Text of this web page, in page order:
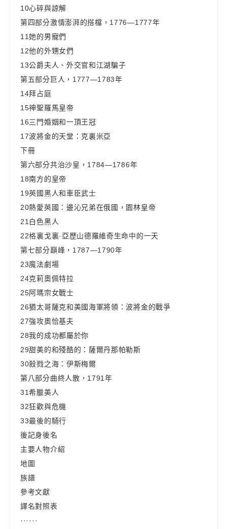
10心碎與諒解
第四部分激情澎湃的搭檔，1776—1777年
11她的男寵們
12他的外甥女們
13公爵夫人、外交官和江湖騙子
第五部分巨人，1777—1783年
14拜占庭
15神聖羅馬皇帝
16三門婚姻和一頂王冠
17波將金的天堂：克裏米亞
下冊
第六部分共治沙皇，1784—1786年
18南方的皇帝
19英國黑人和車臣武士
20熱愛英國：邊沁兄弟在俄國，園林皇帝
21白色黑人
22格裏戈裏·亞歷山德羅維奇生命中的一天
第七部分巔峰，1787—1790年
23魔法劇場
24克莉奧佩特拉
25阿瑪宗女戰士
26猶太哥薩克和美國海軍將領：波將金的戰爭
27強攻奧恰基夫
28我的成功都屬於你
29甜美的和殘酷的：薩爾丹那帕勒斯
30殺戮之海：伊斯梅爾
第八部分曲終人散，1791年
31希臘美人
32狂歡與危機
33最後的騎行
後記身後名
主要人物介紹
地圖
族譜
參考文獻
譯名對照表
······